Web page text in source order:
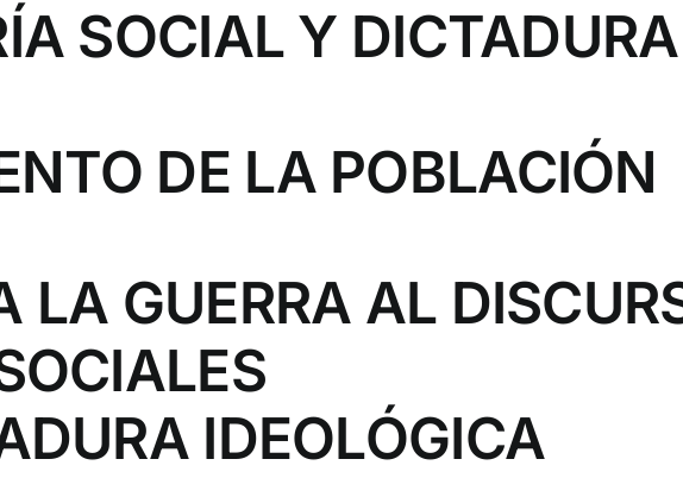
SOCIAL Y DICTADURA
DE LA POBLACIÓN
LA GUERRA AL
IDEOLÓGICA